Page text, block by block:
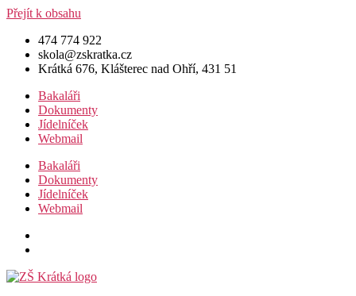
Přejít k obsahu
474 774 922
skola@zskratka.cz
Krátká 676, Klášterec nad Ohří, 431 51
Bakaláři
Dokumenty
Jídelníček
Webmail
Bakaláři
Dokumenty
Jídelníček
Webmail